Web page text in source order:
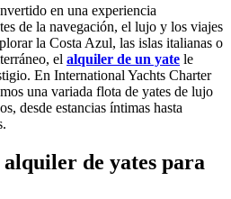
en una experiencia
de la navegación, el lujo y los viajes
la Costa Azul, las islas italianas o
el alquiler de un yate le
En International Yachts Charter
una variada flota de yates de lujo
desde estancias íntimas hasta
de yates para